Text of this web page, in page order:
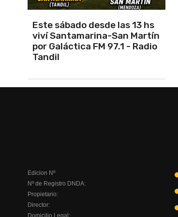
Vuelve el torneo oficial de
hockey
Edicion Nº
Nº de Registro DNDA:
Propietario:
Director: